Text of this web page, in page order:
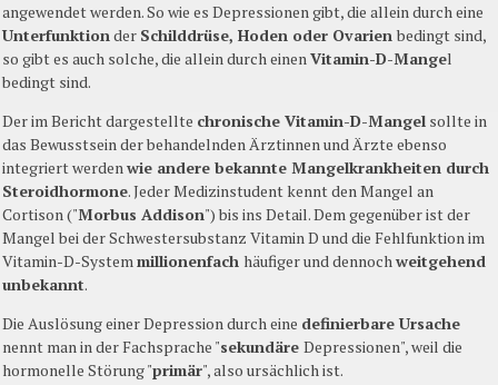
angewendet werden. So wie es Depressionen gibt, die allein durch eine
Unterfunktionder Schilddrüse, Hoden oder Ovarien bedingt sind,
so gibt es auch solche, die allein durch einenVitamin-D-Mangel
bedingt sind.
Der im Bericht dargestellte chronische Vitamin-D-Mangel sollte in
das Bewusstsein der behandelnden Ärztinnen und Ärzte ebenso
integriert werdenwie andere bekannte Mangelkrankheiten durch
Steroidhormone. Jeder Medizinstudent kennt den Mangel an
Cortison ("Morbus Addison") bis ins Detail. Dem gegenüber ist der
Mangel bei der Schwestersubstanz Vitamin D und die Fehlfunktion im
Vitamin-D-Systemmillionenfach häufiger und dennochweitgehend
unbekannt.
Die Auslösung einer Depression durch eine definierbare Ursache
nennt man in der Fachsprache "sekundäre Depressionen", weil die
hormonelle Störung "primär", also ursächlich ist.